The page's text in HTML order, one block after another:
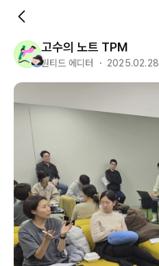
고수의 노트 TPM
원티드 에디터 ・ 2025.02.28